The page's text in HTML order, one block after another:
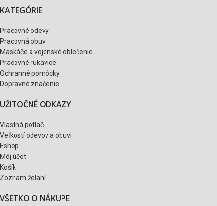
KATEGÓRIE
Pracovné odevy
Pracovná obuv
Maskáče a vojenské oblečenie
Pracovné rukavice
Ochranné pomôcky
Dopravné značenie
UŽITOČNÉ ODKAZY
Vlastná potlač
Veľkostí odevov a obuvi
Eshop
Môj účet
Košík
Zoznam želaní
VŠETKO O NÁKUPE